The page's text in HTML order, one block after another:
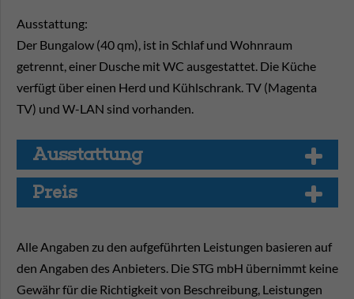
Ausstattung:
Der Bungalow (40 qm), ist in Schlaf und Wohnraum
getrennt, einer Dusche mit WC ausgestattet. Die Küche
verfügt über einen Herd und Kühlschrank. TV (Magenta
TV) und W-LAN sind vorhanden.
Aus­stat­tung
Preis
Alle Angaben zu den aufgeführten Leistungen basieren auf
den Angaben des Anbieters. Die STG mbH übernimmt keine
Gewähr für die Richtigkeit von Beschreibung, Leistungen